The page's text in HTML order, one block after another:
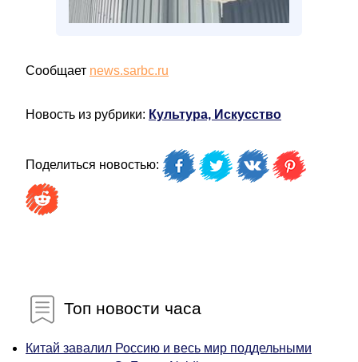
Сообщает news.sarbc.ru
Новость из рубрики: Культура, Искусство
Поделиться новостью:
Топ новости часа
Китай завалил Россию и весь мир поддельными